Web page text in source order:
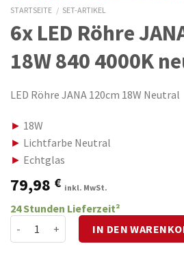
STARTSEITE / SET-ARTIKEL
6x LED Röhre
18W 840 4000K
LED Röhre JANA 120cm 18W Neutral
► 18W
► Lichtfarbe Neutral
► Echtglas
79,98 € inkl. MwSt.
24 Stunden Lieferzeit²
IN DEN